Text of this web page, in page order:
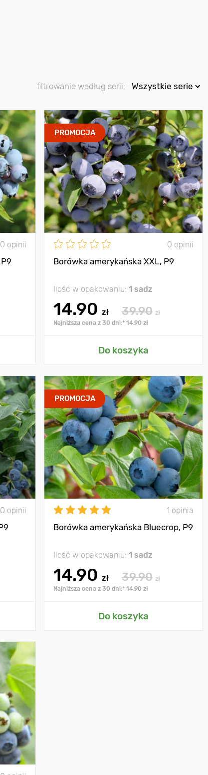
filtrowanie według serii: Wszystkie serie
0 opinii
PROMOCJA
0 opinii
Borówka amerykańska XXL, P9
Ilość w opakowaniu: 1 sadz
14.90 zł 39.90 zł
Najniższa cena z 30 dni:* 14.90 zł
Do koszyka
0 opinii
PROMOCJA
1 opinia
Borówka amerykańska Bluecrop, P9
Ilość w opakowaniu: 1 sadz
14.90 zł 39.90 zł
Najniższa cena z 30 dni:* 14.90 zł
Do koszyka